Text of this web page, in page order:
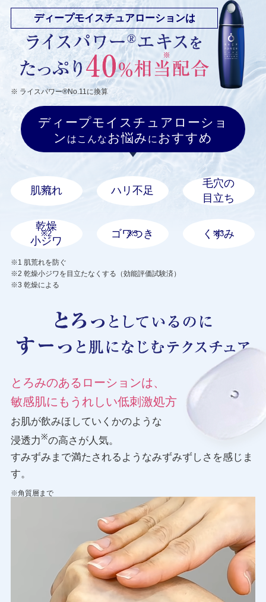
ディープモイスチュアローションは
※ ライスパワー®︎No.11に換算
ディープモイスチュアローショ
ン はこんな お悩み に おすすめ
肌荒れ
※1 ハリ不足
毛穴の
目立ち
乾燥
小ジワ
※2 ゴワつき
※3 くすみ
※3
※1 肌荒れを防ぐ
※2 乾燥小ジワを目立たなくする（効能評価試験済）
※3 乾燥による
とろみのあるローションは、
敏感肌にもうれしい低刺激処方
お肌が飲みほしていくかのような
浸透力※の高さが人気。
すみずみまで満たされるようなみずみずしさを感じま
す。
※角質層まで